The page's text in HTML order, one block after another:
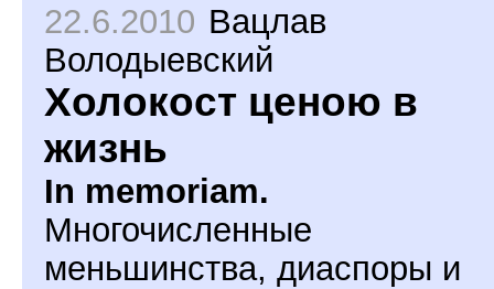
22.6.2010 Вацлав
Володыевский
Холокост ценою в
жизнь
In memoriam.
Многочисленные
меньшинства, диаспоры и